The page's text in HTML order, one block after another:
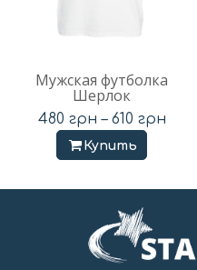
Мужская футболка
Шерлок
480 грн – 610 грн
Купить